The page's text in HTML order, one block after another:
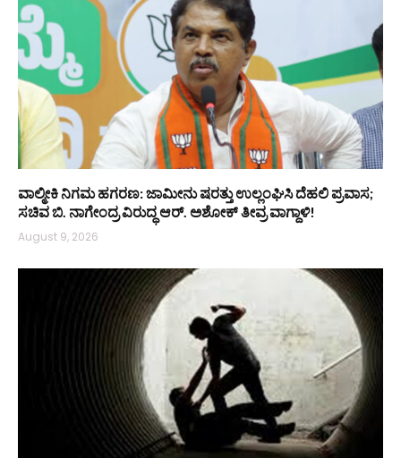
ವಾಲ್ಮೀಕಿ ನಿಗಮ ಹಗರಣ: ಜಾಮೀನು ಷರತ್ತು ಉಲ್ಲಂಘಿಸಿ ದೆಹಲಿ ಪ್ರವಾಸ;
ಸಚಿವ ಬಿ. ನಾಗೇಂದ್ರ ವಿರುದ್ಧ ಆರ್. ಅಶೋಕ್ ತೀವ್ರ ವಾಗ್ದಾಳಿ!
August 9, 2026